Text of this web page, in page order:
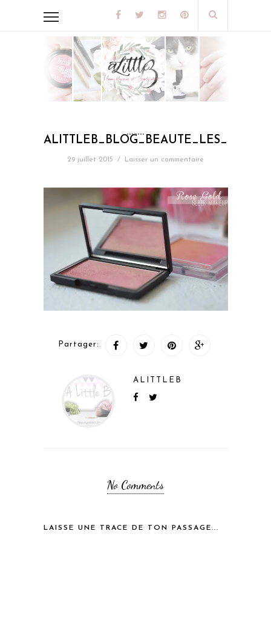
29 juillet 2015 / Laisser un commentaire
Partager:
ALITTLEB
No Comments
LAISSE UNE TRACE DE TON PASSAGE...